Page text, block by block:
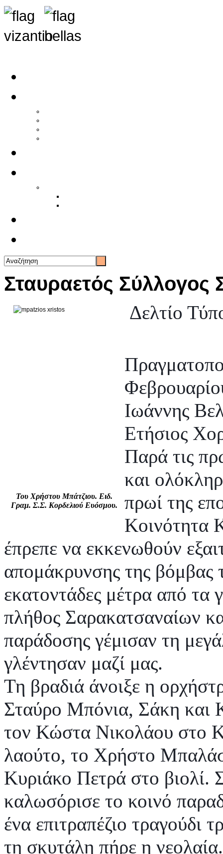
Σταυραετός Σύλλογος
Του Χρήστου Μπάτζιου. Ειδ.
Γραμ. Σ.Σ. Κορδελιού Ευόσμου.
Δελτίο
Ιωάννης
Ετήσιος
Παρά τις
και
πρωί της
Κοινότητα
έπρεπε να εκκενωθούν
απομάκρυνσης της
εκατοντάδες μέτρα από τα
πλήθος Σαρακατσαναίων
παράδοσης γέμισαν τη
γλέντησαν μαζί μας.
Τη βραδιά άνοιξε η
Σταύρο Μπόνια, Σάκη και
τον Κώστα Νικολάου στο
λαούτο, το Χρήστο
Κυριάκο Πετρά στο βιολί.
καλωσόρισε το κοινό
ένα επιτραπέζιο τραγούδι
τη σκυτάλη πήρε η